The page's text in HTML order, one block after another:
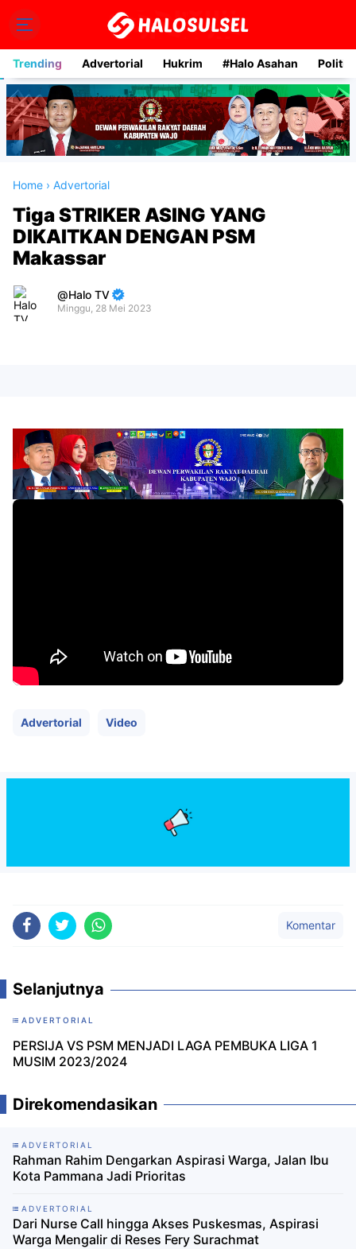
Trending Advertorial Hukrim #Halo Asahan Politik
Home › Advertorial
Tiga STRIKER ASING YANG
DIKAITKAN DENGAN PSM
Makassar
Halo TV
Minggu, 28 Mei 2023
Templates
Advertorial Video
Komentar
Selanjutnya
ADVERTORIAL
PERSIJA VS PSM MENJADI LAGA PEMBUKA LIGA 1
MUSIM 2023/2024
Direkomendasikan
ADVERTORIAL
Rahman Rahim Dengarkan Aspirasi Warga, Jalan Ibu
Kota Pammana Jadi Prioritas
ADVERTORIAL
Dari Nurse Call hingga Akses Puskesmas, Aspirasi
Warga Mengalir di Reses Fery Surachmat